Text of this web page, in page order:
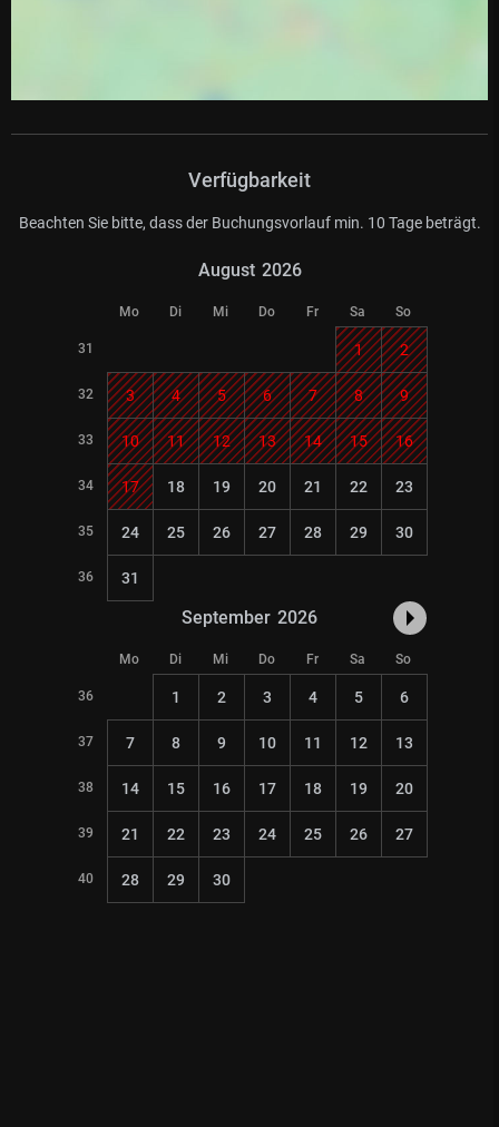
Verfügbarkeit
Beachten Sie bitte, dass der Buchungsvorlauf min. 10 Tage beträgt.
August 2026
Mo Di Mi Do Fr Sa So
31 1 2
32 3 4 5 6 7 8 9
33 10 11 12 13 14 15 16
34 17 18 19 20 21 22 23
35 24 25 26 27 28 29 30
36 31
September 2026
Mo Di Mi Do Fr Sa So
36 1 2 3 4 5 6
37 7 8 9 10 11 12 13
38 14 15 16 17 18 19 20
39 21 22 23 24 25 26 27
40 28 29 30